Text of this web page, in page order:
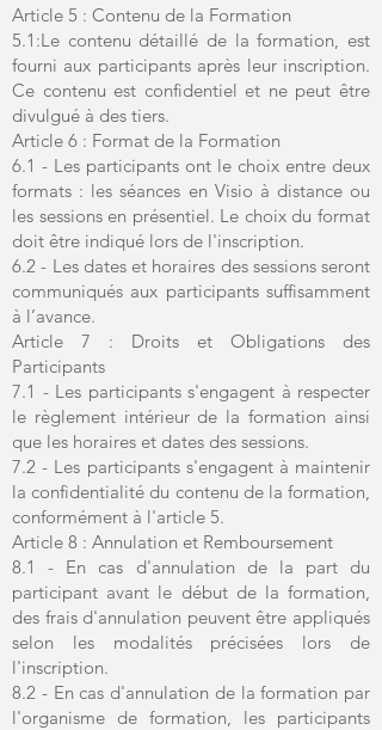
Article 5 : Contenu de la Formation
5.1:Le contenu détaillé de la formation, est
fourni aux participants après leur inscription.
Ce contenu est confidentiel et ne peut être
divulgué à des tiers.
Article 6 : Format de la Formation
6.1 - Les participants ont le choix entre deux
formats : les séances en Visio à distance ou
les sessions en présentiel. Le choix du format
doit être indiqué lors de l'inscription.
6.2 - Les dates et horaires des sessions seront
communiqués aux participants suffisamment
à l’avance.
Article 7 : Droits et Obligations des
Participants
7.1 - Les participants s'engagent à respecter
le règlement intérieur de la formation ainsi
que les horaires et dates des sessions.
7.2 - Les participants s'engagent à maintenir
la confidentialité du contenu de la formation,
conformément à l'article 5.
Article 8 : Annulation et Remboursement
8.1 - En cas d'annulation de la part du
participant avant le début de la formation,
des frais d'annulation peuvent être appliqués
selon les modalités précisées lors de
l'inscription.
8.2 - En cas d'annulation de la formation par
l'organisme de formation, les participants